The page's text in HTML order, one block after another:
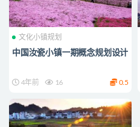
文化小镇规划
中国汝瓷小镇一期概念规划设计
4年前 16 0.5